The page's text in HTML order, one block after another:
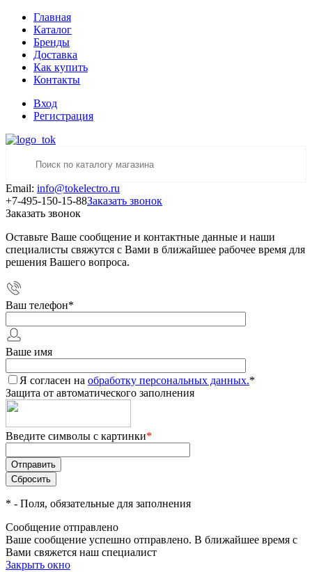
Главная
Каталог
Бренды
Доставка
Как купить
Контакты
Вход
Регистрация
Email: info@tokelectro.ru
+7-495-150-15-88Заказать звонок
Заказать звонок
Оставьте Ваше сообщение и контактные данные и наши
специалисты свяжутся с Вами в ближайшее рабочее время для
решения Вашего вопроса.
Ваш телефон*
Ваше имя
Я согласен на обработку персональных данных.*
Защита от автоматического заполнения
Введите символы с картинки*
* - Поля, обязательные для заполнения
Сообщение отправлено
Ваше сообщение успешно отправлено. В ближайшее время с
Вами свяжется наш специалист
Закрыть окно